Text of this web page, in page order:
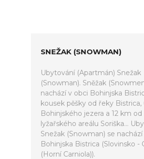
SNEŽAK (SNOWMAN)
Ubytování (Apartmán) Snežak
(Snowman). Sněžak
nachází v obci Bohinjska
kousek pěšky od řeky Bistrica,
Bohinjského jezera a 12 km od
lyžařského areálu Soriška...
Snežak (Snowman) se
Bohinjska Bistrica (Slovinsko -
(Horní Carniola)).